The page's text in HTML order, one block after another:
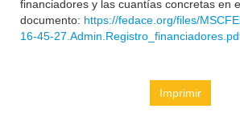
financiadores y las cuantías concretas en
documento: https://fedace.org/files/
16-45-
Imprimir